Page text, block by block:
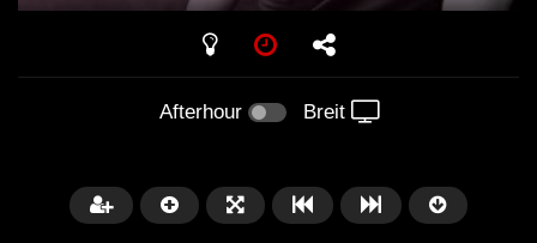
PLAY
Afterhour Breit